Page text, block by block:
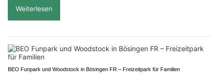
Weiterlesen
BEO Funpark und Woodstock in Bösingen FR – Freizeitpark für Familien